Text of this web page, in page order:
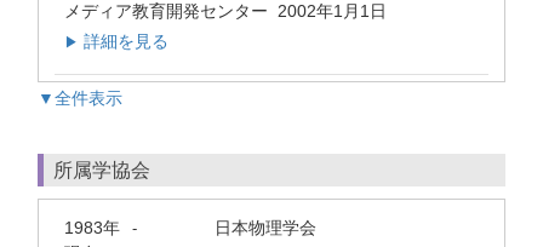
メディア教育開発センター 2002年1月1日
▶ 詳細を見る
▼全件表示
所属学協会
1983年 - 日本物理学会